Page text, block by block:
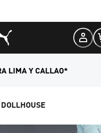
LIMA Y CALLAO*